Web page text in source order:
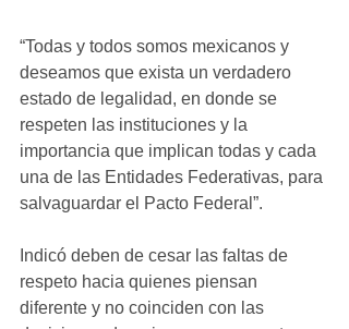
“Todas y todos somos mexicanos y
deseamos que exista un verdadero
estado de legalidad, en donde se
respeten las instituciones y la
importancia que implican todas y cada
una de las Entidades Federativas, para
salvaguardar el Pacto Federal”.
Indicó deben de cesar las faltas de
respeto hacia quienes piensan
diferente y no coinciden con las